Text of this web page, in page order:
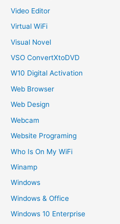
Video Editor
Virtual WiFi
Visual Novel
VSO ConvertXtoDVD
W10 Digital Activation
Web Browser
Web Design
Webcam
Website Programing
Who Is On My WiFi
Winamp
Windows
Windows & Office
Windows 10 Enterprise